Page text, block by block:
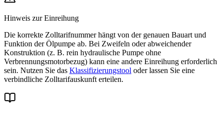
Hinweis zur Einreihung
Die korrekte Zolltarifnummer hängt von der genauen Bauart und
Funktion der Ölpumpe ab. Bei Zweifeln oder abweichender
Konstruktion (z. B. rein hydraulische Pumpe ohne
Verbrennungsmotorbezug) kann eine andere Einreihung erforderlich
sein. Nutzen Sie das Klassifizierungstool oder lassen Sie eine
verbindliche Zolltarifauskunft erteilen.